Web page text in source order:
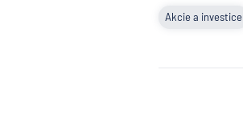
Akcie a investice